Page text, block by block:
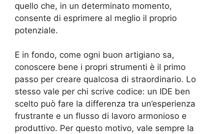
quello che, in un determinato momento,
consente di esprimere al meglio il proprio
potenziale.
E in fondo, come ogni buon artigiano sa,
conoscere bene i propri strumenti è il primo
passo per creare qualcosa di straordinario. Lo
stesso vale per chi scrive codice: un IDE ben
scelto può fare la differenza tra un’esperienza
frustrante e un flusso di lavoro armonioso e
produttivo. Per questo motivo, vale sempre la